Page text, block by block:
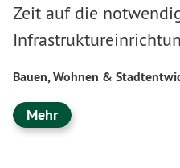
Zeit auf die
Bauen, Wohnen &
Mehr